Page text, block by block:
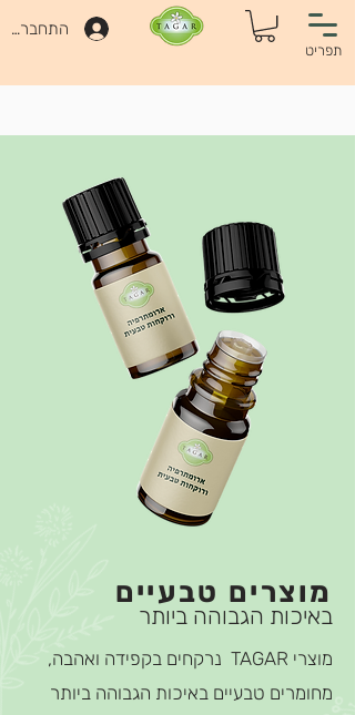
התחברות
תפריט
מוצרים טבעיים
באיכות הגבוהה ביותר
מוצרי TAGAR נרקחים בקפידה ואהבה,
מחומרים טבעיים באיכות הגבוהה ביותר